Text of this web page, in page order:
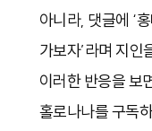
아니라, 댓글에 ‘
가보자’라며 지인
이러한 반응을 보
홀로나나를 구독